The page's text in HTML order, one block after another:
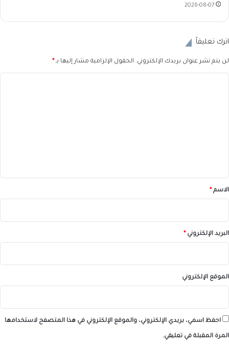
2026-08-07
اترك تعليقاً
لن يتم نشر عنوان بريدك الإلكتروني. الحقول الإلزامية مشار إليها بـ *
*الاسم *
البريد الإلكتروني *
الموقع الإلكتروني
احفظ اسمي، بريدي الإلكتروني، والموقع الإلكتروني في هذا المتصفح لاستخدامها
المرة المقبلة في تعليقي.